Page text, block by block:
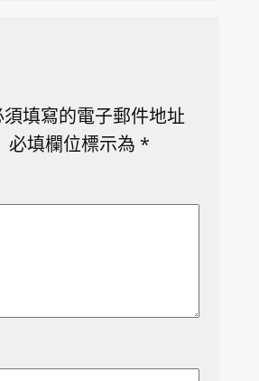
填寫的電子郵件地址
必填欄位標示為 *